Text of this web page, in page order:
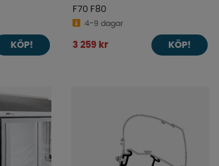
KÖP!
F70 F80
4-9 dagar
3 259 kr KÖP!